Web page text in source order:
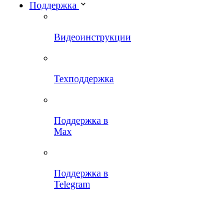
Поддержка
Видеоинструкции
Техподдержка
Поддержка в
Max
Поддержка в
Telegram